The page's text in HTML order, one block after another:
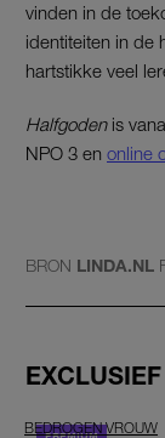
vinden in de
identiteiten in de
hartstikke veel
Halfgodenis
NPO 3 en online
BRON LINDA.NL
BEDROGEN VROUW